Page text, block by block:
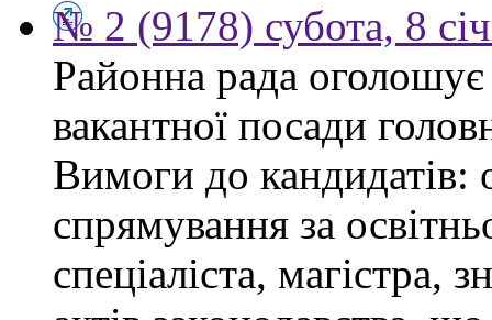
№ 2 (9178) субота, 8
Районна рада
вакантної посади
Вимоги до кандидатів:
спрямування за
спеціаліста, магістра,